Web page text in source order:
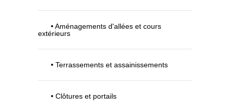
• Aménagements d'allées et cours
extérieurs
• Terrassements et assainissements
• Clôtures et portails